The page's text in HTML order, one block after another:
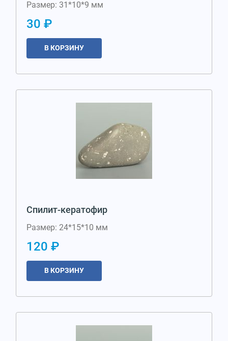
Размер: 31*10*9 мм
30 ₽
В КОРЗИНУ
Спилит-кератофир
Размер: 24*15*10 мм
120 ₽
В КОРЗИНУ